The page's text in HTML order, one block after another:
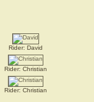
Rider: David
Rider: Christian
Rider: Christian